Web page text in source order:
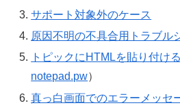
サポート対象外のケース
原因不明の不具合用トラブル
トピックにHTMLを貼り付け
notepad.pw）
真っ白画面でのエラーメッセ